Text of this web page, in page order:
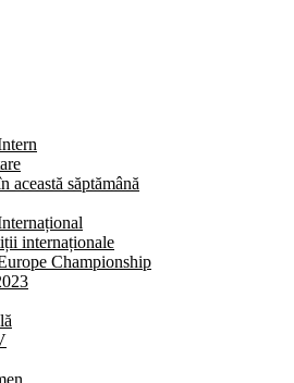
această săptămână
internaționale
Championship